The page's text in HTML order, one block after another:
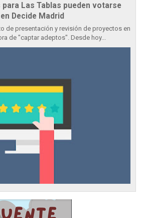
Las Tablas pueden votarse
Decide Madrid
de presentación y revisión de proyectos en
de "captar adeptos". Desde hoy...